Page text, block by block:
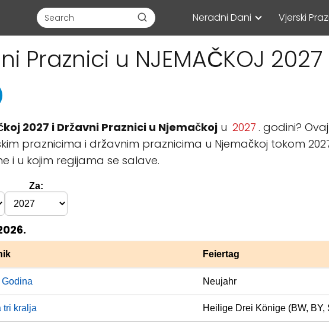
Neradni Dani Vjerski
Praznici u NJEMAČKOJ
2027 i Državni Praznici u Njemačkoj u 2027 . godini?
praznicima i državnim praznicima u Njemačkoj tokom
i u kojim regijama se salave.
Za:
Feiertag
Godina Neujahr
tri kralja Heilige Drei Könige (BW, BY,